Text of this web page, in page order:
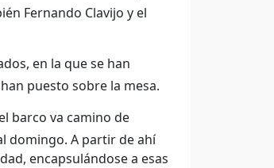
Fernando Clavijo y el
en la que se han
puesto sobre la mesa.
barco va camino de
domingo. A partir de ahí
encapsulándose a esas